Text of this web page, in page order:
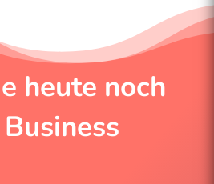
heute noch